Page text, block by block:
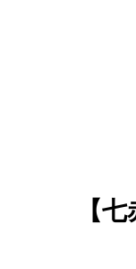
【